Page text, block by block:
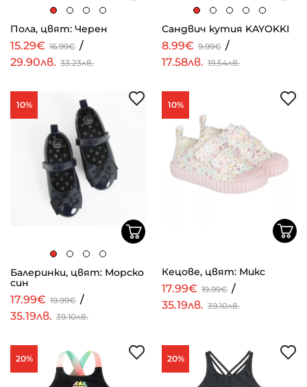
Пола, цвят: Черен
15.29€ 16.99€ /
29.90лв. 33.23лв.
Сандвич кутия KAYOKKI
8.99€ 9.99€ /
17.58лв. 19.54лв.
10%
Балеринки, цвят: Морско
син
17.99€ 19.99€ /
35.19лв. 39.10лв.
10%
Кецове, цвят: Микс
17.99€ 19.99€ /
35.19лв. 39.10лв.
20% 20%